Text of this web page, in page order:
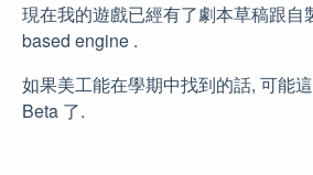
現在我的遊戲已經有了劇本草稿跟自
based engine .
如果美工能在學期中找到的話, 可能
Beta 了.